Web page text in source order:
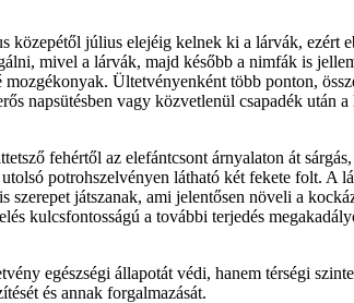
július elejéig kelnek ki a lárvák, ezért
mivel a lárvák, majd később a nimfák is
Ültetvényenként több ponton,
napsütésben vagy közvetlenül csapadék után
fehértől az elefántcsont árnyalaton át
potrohszelvényen látható két fekete folt. A
játszanak, ami jelentősen növeli a
kulcsfontosságú a további terjedés
egészségi állapotát védi, hanem térségi
és annak forgalmazását.